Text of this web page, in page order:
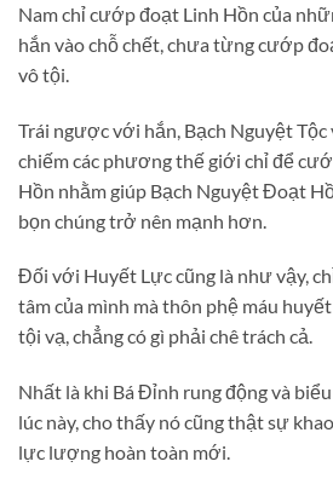
Nam chỉ cướp đoạt Linh Hồn của
hắn vào chỗ chết, chưa từng cướp
vô tội.
Trái ngược với hắn, Bạch Nguyệt Tộc
chiếm các phương thế giới chỉ để
Hồn nhằm giúp Bạch Nguyệt Đoạt
bọn chúng trở nên mạnh hơn.
Đối với Huyết Lực cũng là như vậy,
tâm của mình mà thôn phệ máu
tội vạ, chẳng có gì phải chê trách cả.
Nhất là khi Bá Đỉnh rung động và
lúc này, cho thấy nó cũng thật sự
lực lượng hoàn toàn mới.